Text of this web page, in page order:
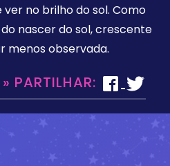
no brilho do sol. Como
nascer do sol, crescente
menos observada.
PARTILHAR: